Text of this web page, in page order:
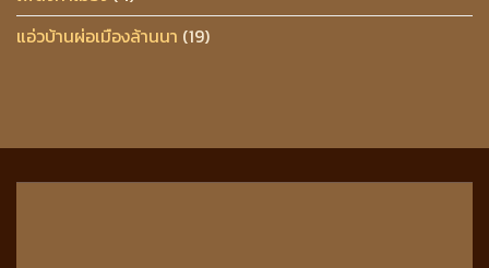
แอ่วบ้านผ่อเมืองล้านนา (19)